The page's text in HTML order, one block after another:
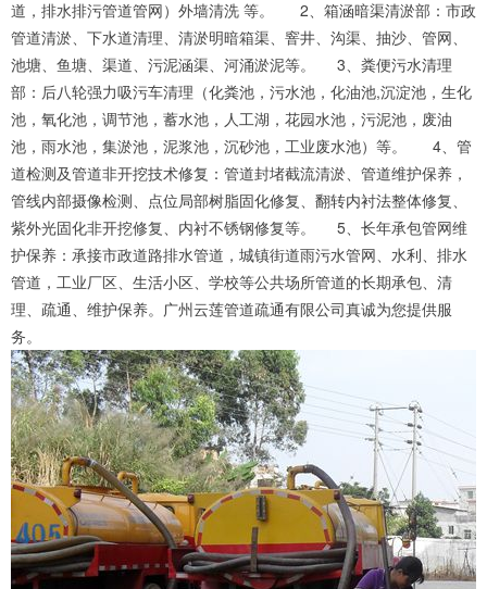
道，排水排污管道管网）外墙清洗 等。 2、箱涵暗渠清淤部：市政
管道清淤、下水道清理、清淤明暗箱渠、窨井、沟渠、抽沙、管网、
池塘、鱼塘、渠道、污泥涵渠、河涌淤泥等。 3、粪便污水清理
部：后八轮强力吸污车清理（化粪池，污水池，化油池,沉淀池，生化
池，氧化池，调节池，蓄水池，人工湖，花园水池，污泥池，废油
池，雨水池，集淤池，泥浆池，沉砂池，工业废水池）等。 4、管
道检测及管道非开挖技术修复：管道封堵截流清淤、管道维护保养，
管线内部摄像检测、点位局部树脂固化修复、翻转内衬法整体修复、
紫外光固化非开挖修复、内衬不锈钢修复等。 5、长年承包管网维
护保养：承接市政道路排水管道，城镇街道雨污水管网、水利、排水
管道，工业厂区、生活小区、学校等公共场所管道的长期承包、清
理、疏通、维护保养。广州云莲管道疏通有限公司真诚为您提供服
务。